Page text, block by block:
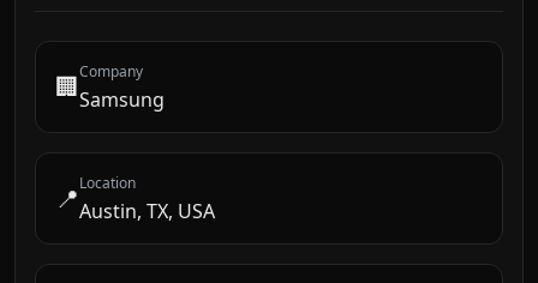
🏢Company
Samsung
📍Location
Austin, TX, USA